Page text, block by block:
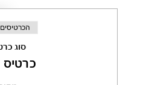
הכרטיסים
סוג
כרטיס